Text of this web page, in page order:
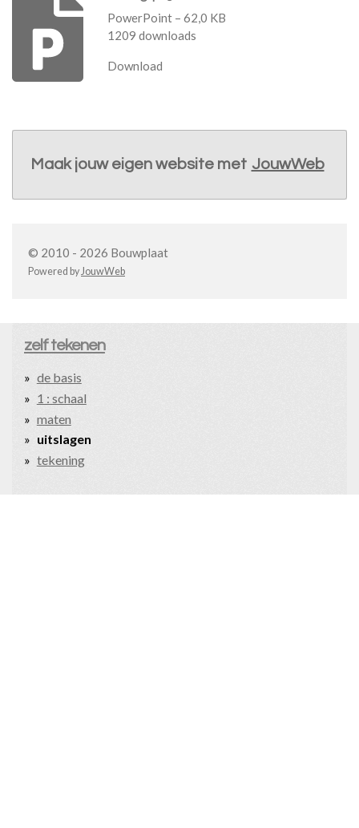
PowerPoint – 62,0 KB
1209 downloads
Download
Maak jouw eigen website met JouwWeb
© 2010 - 2026 Bouwplaat
Powered byJouwWeb
zelf tekenen
de basis
1 : schaal
maten
uitslagen
tekening